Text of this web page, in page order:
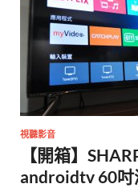
視聽影音
【開箱】
androidtv 60吋